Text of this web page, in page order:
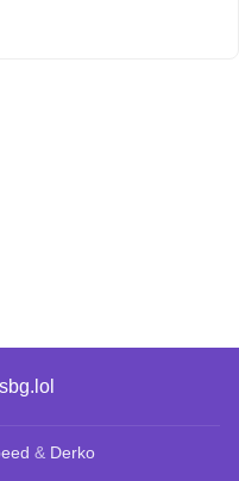
& Derko